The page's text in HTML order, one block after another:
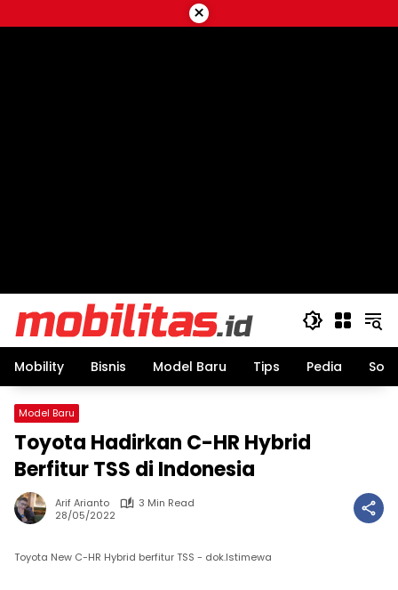
to
×
Mobility Bisnis Model Baru Tips Pedia
Model Baru
Toyota Hadirkan C-HR Hybrid
Berfitur TSS di Indonesia
Arif Arianto
3 Min Read
28/05/2022
Toyota New C-HR Hybrid berfitur TSS - dok.Istimewa